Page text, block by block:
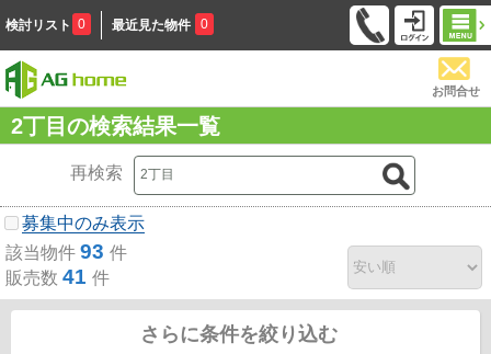
検討リスト 0 最近見た物件 0
お問合せ
2丁目の検索結果一覧
再検索
募集中のみ表示
該当物件 93 件
販売数 41 件
さらに条件を絞り込む